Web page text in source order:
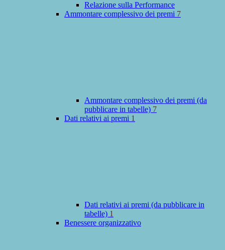
Relazione sulla Performance
Ammontare complessivo dei premi 7
Ammontare complessivo dei premi (da
pubblicare in tabelle) 7
Dati relativi ai premi 1
Dati relativi ai premi (da pubblicare in
tabelle) 1
Benessere organizzativo